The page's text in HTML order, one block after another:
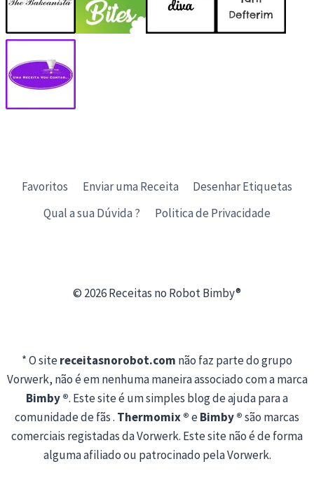
Favoritos Enviar uma Receita
Desenhar Etiquetas
Qual a sua Dúvida ?
Politica de Privacidade
© 2026 Receitas no Robot Bimby®
* O sitereceitasnorobot.com não faz parte do grupo
Vorwerk, não é em nenhuma maneira associado com a marca
Bimby ®. Este site é um simples blog de ajuda para a
comunidade de fãs . Thermomix ®eBimby ®são marcas
comerciais registadas da Vorwerk. Este site não é de forma
alguma afiliado ou patrocinado pela Vorwerk.